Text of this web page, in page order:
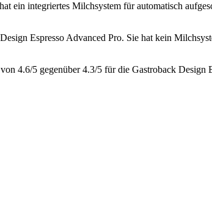
ein integriertes Milchsystem für automatisch
Espresso Advanced Pro. Sie hat kein
4.6/5 gegenüber4.3/5 für die Gastroback Design